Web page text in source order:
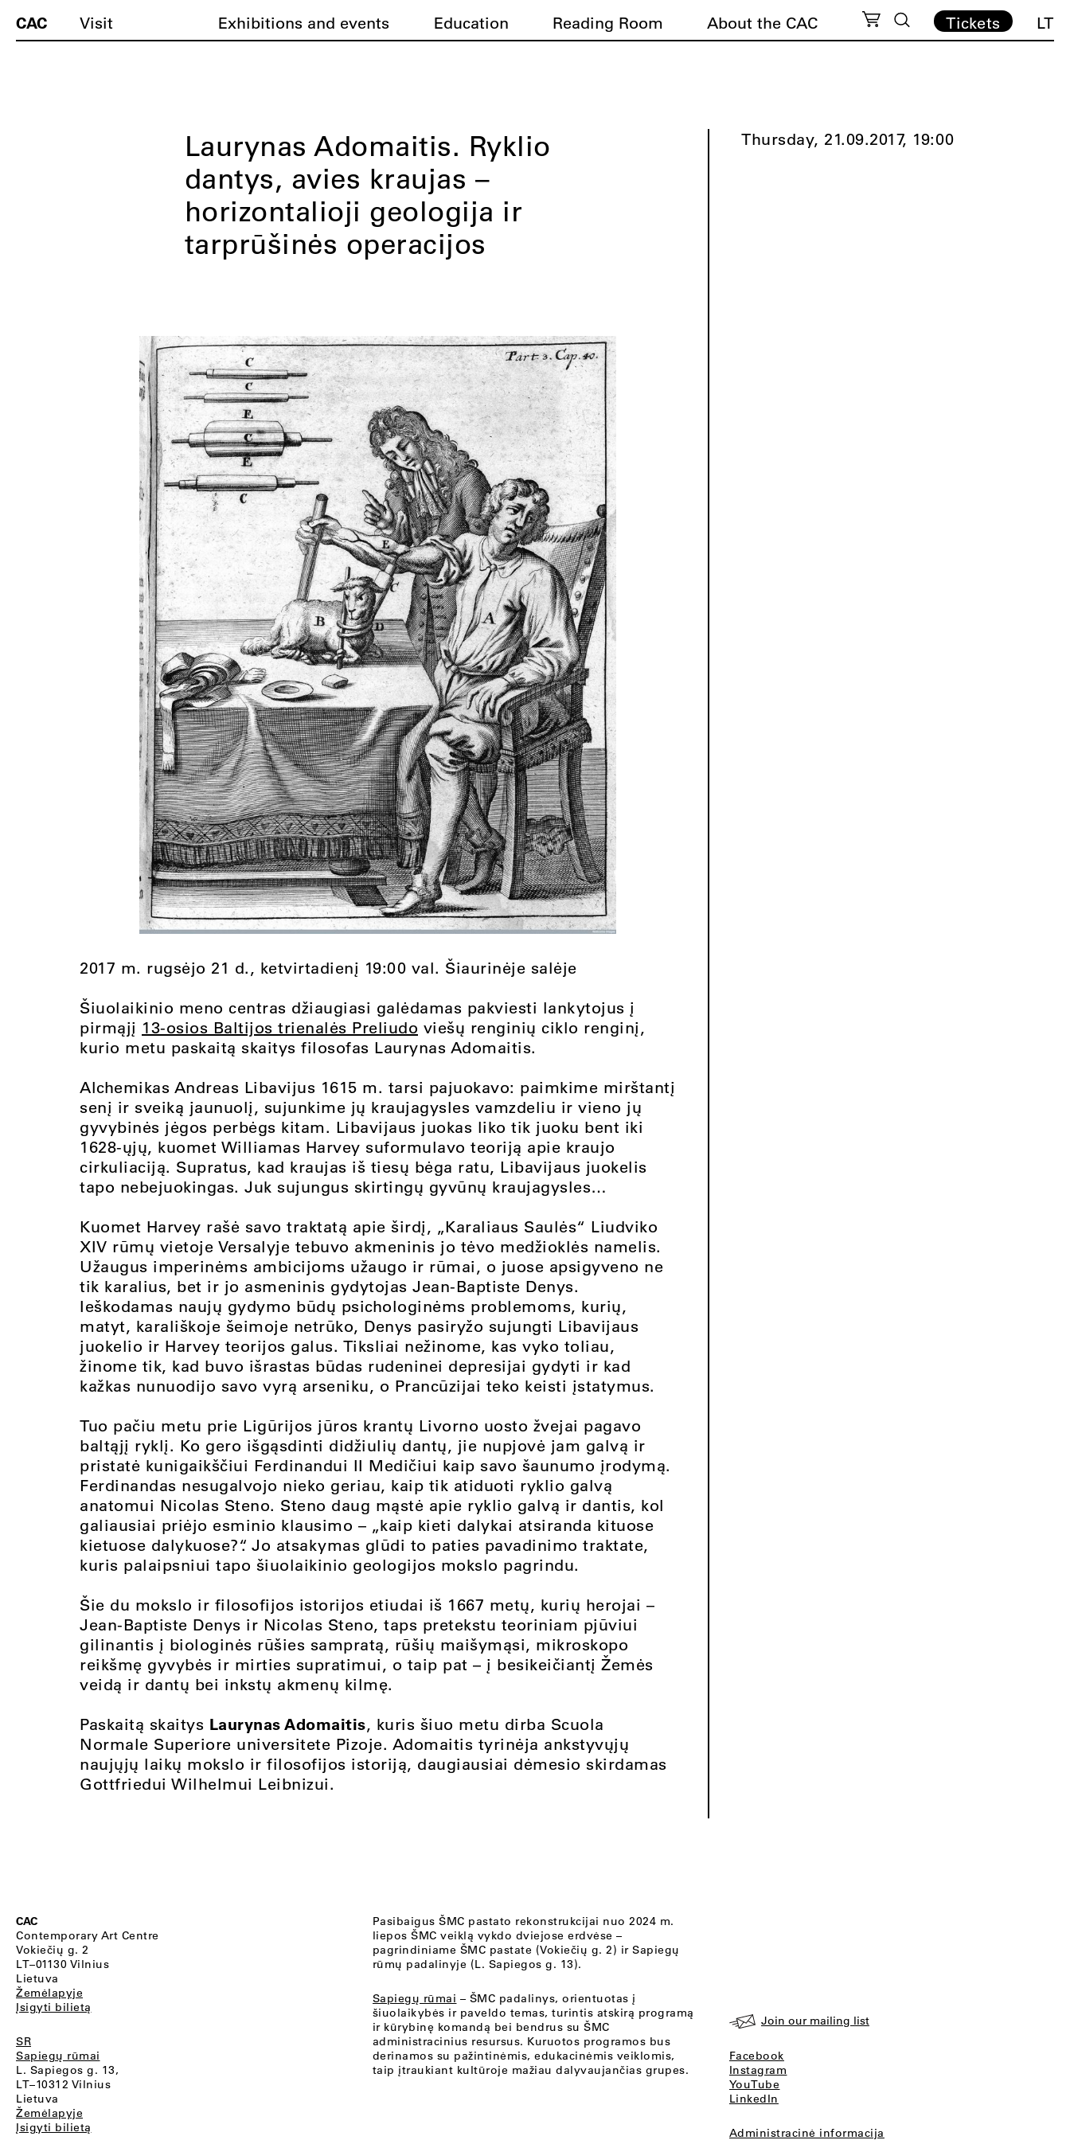
CAC Visit Exhibitions and events Education Reading Room About the CAC Tickets LT
Laurynas Adomaitis. Ryklio
dantys, avies kraujas –
horizontalioji geologija ir
tarprūšinės operacijos
2017 m. rugsėjo 21 d., ketvirtadienį 19:00 val. Šiaurinėje salėje
Šiuolaikinio meno centras džiaugiasi galėdamas pakviesti lankytojus į
pirmąjį 13-osios Baltijos trienalės Preliudo viešų renginių ciklo renginį,
kurio metu paskaitą skaitys filosofas Laurynas Adomaitis.
Alchemikas Andreas Libavijus 1615 m. tarsi pajuokavo: paimkime mirštantį
senį ir sveiką jaunuolį, sujunkime jų kraujagysles vamzdeliu ir vieno jų
gyvybinės jėgos perbėgs kitam. Libavijaus juokas liko tik juoku bent iki
1628-ųjų, kuomet Williamas Harvey suformulavo teoriją apie kraujo
cirkuliaciją. Supratus, kad kraujas iš tiesų bėga ratu, Libavijaus juokelis
tapo nebejuokingas. Juk sujungus skirtingų gyvūnų kraujagysles…
Kuomet Harvey rašė savo traktatą apie širdį, „Karaliaus Saulės“ Liudviko
XIV rūmų vietoje Versalyje tebuvo akmeninis jo tėvo medžioklės namelis.
Užaugus imperinėms ambicijoms užaugo ir rūmai, o juose apsigyveno ne
tik karalius, bet ir jo asmeninis gydytojas Jean-Baptiste Denys.
Ieškodamas naujų gydymo būdų psichologinėms problemoms, kurių,
matyt, karališkoje šeimoje netrūko, Denys pasiryžo sujungti Libavijaus
juokelio ir Harvey teorijos galus. Tiksliai nežinome, kas vyko toliau,
žinome tik, kad buvo išrastas būdas rudeninei depresijai gydyti ir kad
kažkas nunuodijo savo vyrą arseniku, o Prancūzijai teko keisti įstatymus.
Tuo pačiu metu prie Ligūrijos jūros krantų Livorno uosto žvejai pagavo
baltąjį ryklį. Ko gero išgąsdinti didžiulių dantų, jie nupjovė jam galvą ir
pristatė kunigaikščiui Ferdinandui II Medičiui kaip savo šaunumo įrodymą.
Ferdinandas nesugalvojo nieko geriau, kaip tik atiduoti ryklio galvą
anatomui Nicolas Steno. Steno daug mąstė apie ryklio galvą ir dantis, kol
galiausiai priėjo esminio klausimo – „kaip kieti dalykai atsiranda kituose
kietuose dalykuose?“. Jo atsakymas glūdi to paties pavadinimo traktate,
kuris palaipsniui tapo šiuolaikinio geologijos mokslo pagrindu.
Šie du mokslo ir filosofijos istorijos etiudai iš 1667 metų, kurių herojai –
Jean-Baptiste Denys ir Nicolas Steno, taps pretekstu teoriniam pjūviui
gilinantis į biologinės rūšies sampratą, rūšių maišymąsi, mikroskopo
reikšmę gyvybės ir mirties supratimui, o taip pat – į besikeičiantį Žemės
veidą ir dantų bei inkstų akmenų kilmę.
Paskaitą skaitys Laurynas Adomaitis, kuris šiuo metu dirba Scuola
Normale Superiore universitete Pizoje. Adomaitis tyrinėja ankstyvųjų
naujųjų laikų mokslo ir filosofijos istoriją, daugiausiai dėmesio skirdamas
Gottfriedui Wilhelmui Leibnizui.
Thursday, 21.09.2017, 19:00
CAC
Contemporary Art Centre
Vokiečių g. 2
LT–01130 Vilnius
Lietuva
Žemėlapyje
Įsigyti bilietą
SR
Sapiegų rūmai
L. Sapiegos g. 13,
LT–10312 Vilnius
Lietuva
Žemėlapyje
Įsigyti bilietą
Pasibaigus ŠMC pastato rekonstrukcijai nuo 2024 m.
liepos ŠMC veiklą vykdo dviejose erdvėse –
pagrindiniame ŠMC pastate (Vokiečių g. 2) ir Sapiegų
rūmų padalinyje (L. Sapiegos g. 13).
Sapiegų rūmai – ŠMC padalinys, orientuotas į
šiuolaikybės ir paveldo temas, turintis atskirą programą
ir kūrybinę komandą bei bendrus su ŠMC
administracinius resursus. Kuruotos programos bus
derinamos su pažintinėmis, edukacinėmis veiklomis,
taip įtraukiant kultūroje mažiau dalyvaujančias grupes.
Join our mailing list
Facebook
Instagram
YouTube
LinkedIn
Administracinė informacija